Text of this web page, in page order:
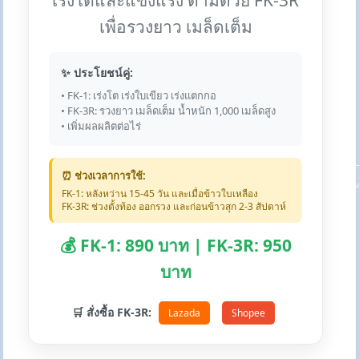
เพื่อรวงยาว เมล็ดเต็ม
✨ ประโยชน์คู่:
• FK-1: เร่งโต เร่งใบเขียว เร่งแตกกอ
• FK-3R: รวงยาว เมล็ดเต็ม น้ำหนัก 1,000 เมล็ดสูง
• เพิ่มผลผลิตต่อไร่
⏰ ช่วงเวลาการใช้:
FK-1: หลังหว่าน 15-45 วัน และเมื่อข้าวใบเหลือง
FK-3R: ช่วงตั้งท้อง ออกรวง และก่อนข้าวสุก 2-3 สัปดาห์
💰 FK-1: 890 บาท | FK-3R: 950
บาท
🛒 สั่งซื้อ FK-3R: Lazada Shopee